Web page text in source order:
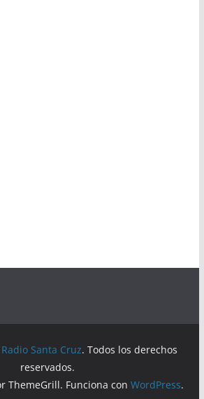
Radio Santa Cruz. Todos los derechos
reservados.
ThemeGrill. Funciona conWordPress.